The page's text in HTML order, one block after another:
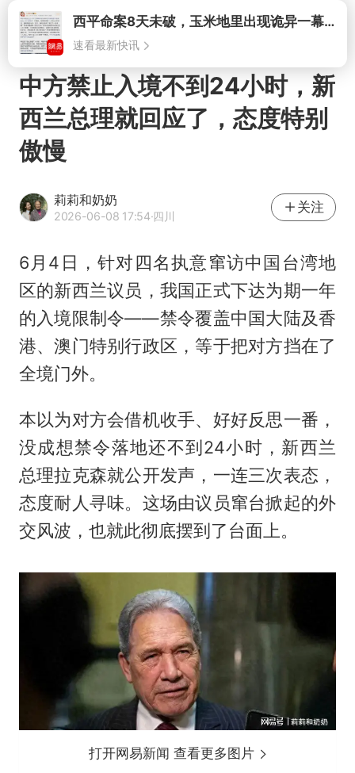
打开
中方禁止入境不到24小时，新
西兰总理就回应了，态度特别
傲慢
莉莉和奶奶
2026-06-08 17:54·四川
关注
6月4日，针对四名执意窜访中国台湾地
区的新西兰议员，我国正式下达为期一年
的入境限制令——禁令覆盖中国大陆及香
港、澳门特别行政区，等于把对方挡在了
全境门外。
本以为对方会借机收手、好好反思一番，
没成想禁令落地还不到24小时，新西兰
总理拉克森就公开发声，一连三次表态，
态度耐人寻味。这场由议员窜台掀起的外
交风波，也就此彻底摆到了台面上。
打开网易新闻 查看更多图片